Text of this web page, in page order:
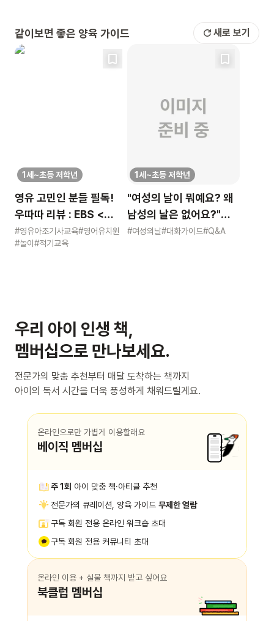
같이보면 좋은 양육 가이드 새로 보기
1세~초등 저학년
영유 고민인 분들 필독!
우따따 리뷰 : EBS <
영유아 사교육 보고서>
#영유아조기사교육#영어유치원
#놀이 #적기교육
1세~초등 저학년
"여성의 날이 뭐예요? 왜
남성의 날은 없어요?"
묻는 어린이에게 이렇게
#여성의날#대화가이드#Q&A
우리 아이 인생 책,
멤버십으로 만나보세요.
전문가의 맞춤 추천부터 매달 도착하는 책까지
아이의 독서 시간을 더욱 풍성하게 채워드릴게요.
온라인으로만 가볍게 이용할래요
베이직 멤버십
주 1회 아이 맞춤 책·아티클 추천
전문가의 큐레이션, 양육 가이드 무제한 열람
구독 회원 전용 온라인 워크숍 초대
구독 회원 전용 커뮤니티 초대
온라인 이용 + 실물 책까지 받고 싶어요
북클럽 멤버십